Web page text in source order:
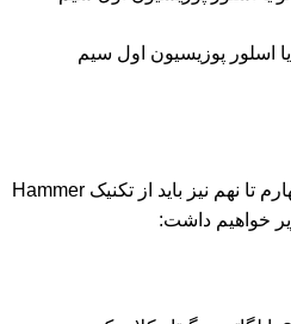
اسلور پوزیسیون اول سیم
در پوزیسیون های دوم، سوم، چهارم تا نهم نیز باید از تکنیک Hammer